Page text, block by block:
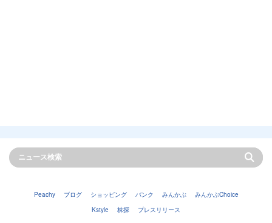
Peachy ブログ ショッピング バンク みんかぶ
みんかぶChoice
Kstyle
株探 プレスリリース